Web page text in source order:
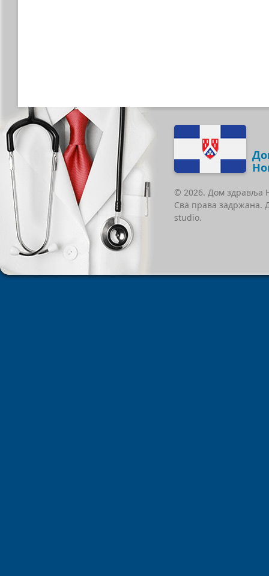
© 2026. Дом здравља
Сва права задржана.
studio.